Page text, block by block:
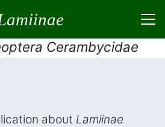
Cerambycidae
about Lamiinae